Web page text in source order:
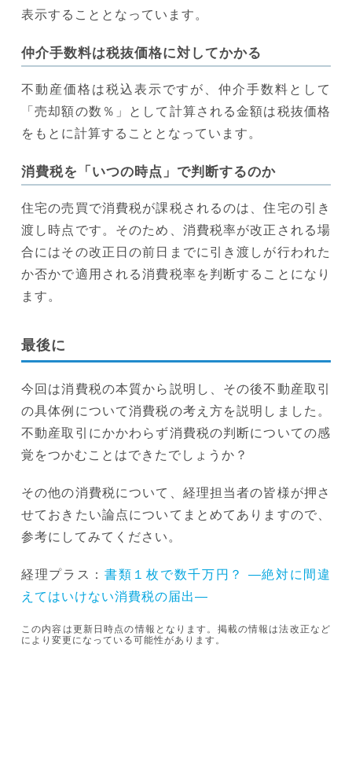
表示することとなっています。
仲介手数料は税抜価格に対してかかる
不動産価格は税込表示ですが、仲介手数料として
「売却額の数％」として計算される金額は税抜価格
をもとに計算することとなっています。
消費税を「いつの時点」で判断するのか
住宅の売買で消費税が課税されるのは、住宅の引き
渡し時点です。そのため、消費税率が改正される場
合にはその改正日の前日までに引き渡しが行われた
か否かで適用される消費税率を判断することになり
ます。
最後に
今回は消費税の本質から説明し、その後不動産取引
の具体例について消費税の考え方を説明しました。
不動産取引にかかわらず消費税の判断についての感
覚をつかむことはできたでしょうか？
その他の消費税について、経理担当者の皆様が押さ
せておきたい論点についてまとめてありますので、
参考にしてみてください。
経理プラス：書類１枚で数千万円？ ―絶対に間違
えてはいけない消費税の届出―
この内容は更新日時点の情報となります。掲載の情報は法改正など
により変更になっている可能性があります。